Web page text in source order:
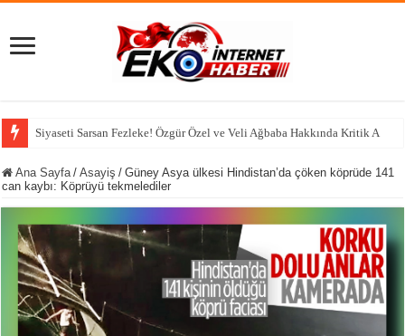
Ana Sayfa / Asayiş / Güney Asya ülkesi Hindistan’da çöken köprüde 141
can kaybı: Köprüyü tekmelediler